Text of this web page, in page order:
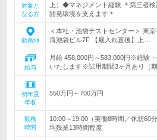
対象と
なる方
上）◆マネジメント経験 ＊第三者
開発環境を支えます＊
勤務地
＜本社・池袋テストセンター＞ 東
海池袋ビル7F 【雇入れ直後】上…
給与
月給 458,000円～583,000円※経験
いたします※試用期間3ヶ月あり（
初年度
年収
550万円～700万円
勤務
時間
10:00～19:00（実働8時間／休憩
均残業13時間程度